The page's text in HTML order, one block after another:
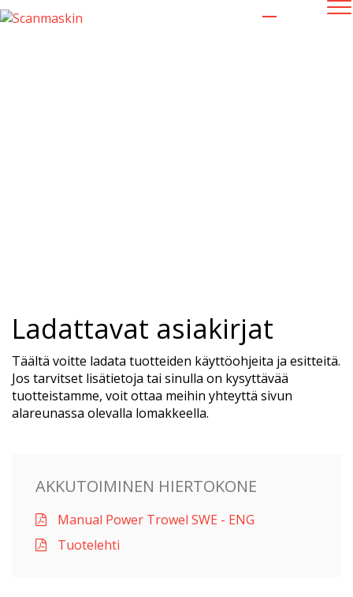
Ladattavat asiakirjat
Täältä voitte ladata tuotteiden käyttöohjeita ja esitteitä.
Jos tarvitset lisätietoja tai sinulla on kysyttävää
tuotteistamme, voit ottaa meihin yhteyttä sivun
alareunassa olevalla lomakkeella.
AKKUTOIMINEN HIERTOKONE
Manual Power Trowel SWE - ENG
Tuotelehti